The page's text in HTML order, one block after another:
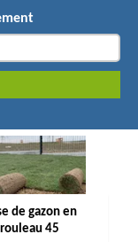
de gazon en
rouleau 45